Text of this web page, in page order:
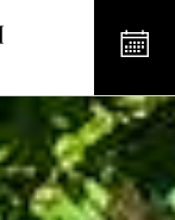
ズ &